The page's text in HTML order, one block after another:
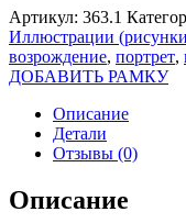
Артикул: 363.1
Иллюстрации
возрождение, портрет,
ДОБАВИТЬ РАМКУ
Описание
Детали
Отзывы (0)
Описание